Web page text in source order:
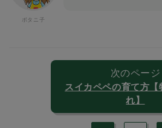
次のページ
スイカペペの育て方【
れ】